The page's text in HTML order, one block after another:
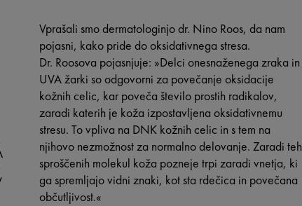
Vprašali smo dermatologinjo dr. Nino Roos, da nam
pojasni, kako pride do oksidativnega stresa.
Dr. Roosova pojasnjuje: »Delci onesnaženega zraka in
UVA žarki so odgovorni za povečanje oksidacije
kožnih celic, kar poveča število prostih radikalov,
zaradi katerih je koža izpostavljena oksidativnemu
stresu. To vpliva na DNK kožnih celic in s tem na
njihovo nezmožnost za normalno delovanje. Zaradi teh
sproščenih molekul koža pozneje trpi zaradi vnetja, ki
ga spremljajo vidni znaki, kot sta rdečica in povečana
občutljivost.«